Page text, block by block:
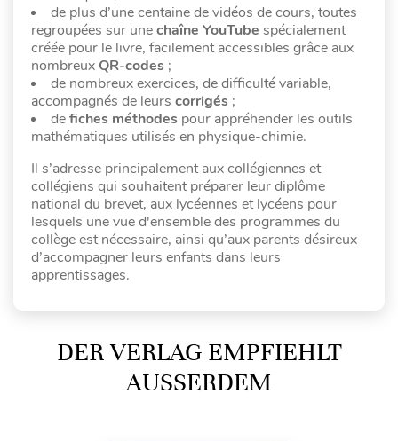
de plus d’une centaine de vidéos de cours, toutes
regroupées sur unechaîne YouTube spécialement
créée pour le livre, facilement accessibles grâce aux
nombreux QR-codes ;
de nombreux exercices, de difficulté variable,
accompagnés de leurs corrigés ;
defiches méthodes pour appréhender les outils
mathématiques utilisés en physique-chimie.
Il s’adresse principalement aux collégiennes et
collégiens qui souhaitent préparer leur diplôme
national du brevet, aux lycéennes et lycéens pour
lesquels une vue d'ensemble des programmes du
collège est nécessaire, ainsi qu’aux parents désireux
d’accompagner leurs enfants dans leurs
apprentissages.
DER VERLAG EMPFIEHLT
AUSSERDEM